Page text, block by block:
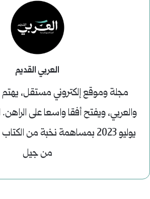
العربي القديم
مجلة وموقع إلكتروني مستقل، يهتم
والعربي، ويفتح أفقا واسعا على
يوليو 2023 بمساهمة نخبة من
من جيل